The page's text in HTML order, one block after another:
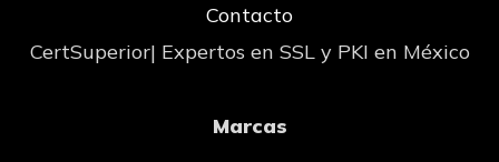
Contacto
CertSuperior| Expertos en SSL y PKI en México
Marcas